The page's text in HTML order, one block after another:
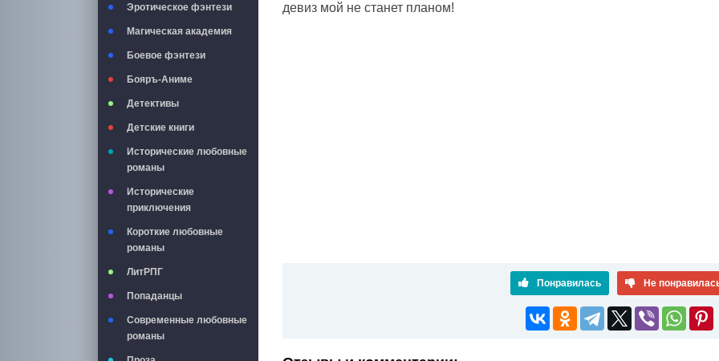
Эротическое фэнтези
Магическая академия
Боевое фэнтези
Бояръ-Аниме
Детективы
Детские книги
Исторические любовные
романы
Исторические
приключения
Короткие любовные
романы
ЛитРПГ
Попаданцы
Современные любовные
романы
девиз мой не станет планом!
Понравилась Не